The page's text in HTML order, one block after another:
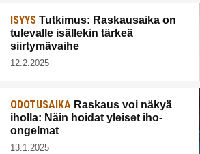
ISYYS Tutkimus: Raskausaika on
tulevalle isällekin tärkeä
siirtymävaihe
12.2.2025
ODOTUSAIKA Raskaus voi näkyä
iholla: Näin hoidat yleiset iho-
ongelmat
13.1.2025